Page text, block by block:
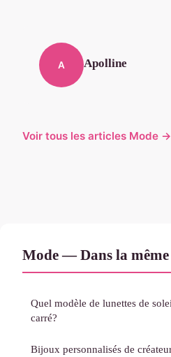
A Apolline
Voir tous les articles Mode →
Mode — Dans la
Quel modèle de lunettes de
carré?
Bijoux personnalisés de